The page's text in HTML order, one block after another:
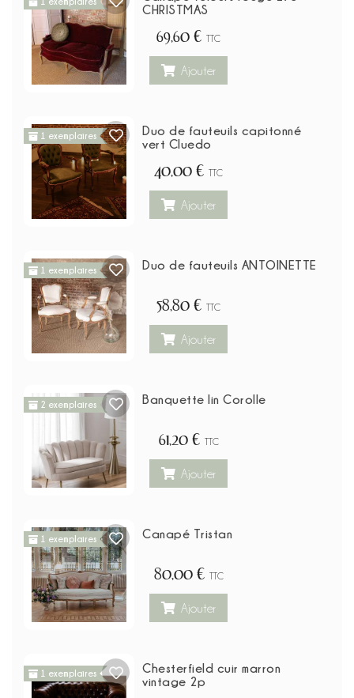
CHRISTMAS
69,60 € TTC
Ajouter
1 exemplaires
Duo de fauteuils capitonné
vert Cluedo
40,00 € TTC
Ajouter
1 exemplaires Duo de fauteuils ANTOINETTE
58,80 € TTC
Ajouter
2 exemplaires Banquette lin Corolle
61,20 € TTC
Ajouter
1 exemplaires Canapé Tristan
80,00 € TTC
Ajouter
1 exemplaires
Chesterfield cuir marron
vintage 2p